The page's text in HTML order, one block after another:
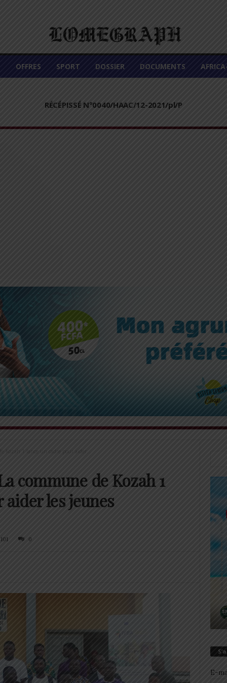
OFFRES SPORT DOSSIER DOCUMENTS
RÉCÉPISSÉ N°0040/HAAC/12-2021/pl/P
Kozah 1 lance un cadre pour aider...
commune de Kozah 1
les jeunes
101 0
E-